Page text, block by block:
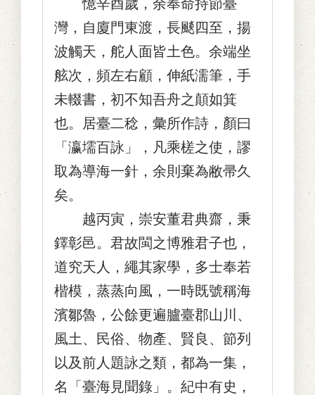
憶辛酉歲，余奉命持節臺
灣，自廈門東渡，長颷四至，揚
波觸天，舵人面皆土色。余端坐
舷次，頻左右顧，伸紙濡筆，手
未輟書，初不知吾舟之顛如箕
也。居臺二稔，彙所作詩，顏曰
「瀛壖百詠」，凡乘槎之使，謬
取為導海一針，余則棄為敝帚久
矣。
越丙寅，崇安董君典齋，秉
鐸彰邑。君故閩之博雅君子也，
道究天人，繩其家學，多士奉若
楷模，蒸蒸向風，一時既號稱海
濱鄒魯，公餘更遍臚臺郡山川、
風土、民俗、物產、賢良、節列
以及前人題詠之類，都為一集，
名「臺海見聞錄」。紀中有史，